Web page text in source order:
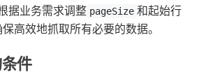
据业务需求调整 pageSize 和起始行
高效地抓取所有必要的数据。
件